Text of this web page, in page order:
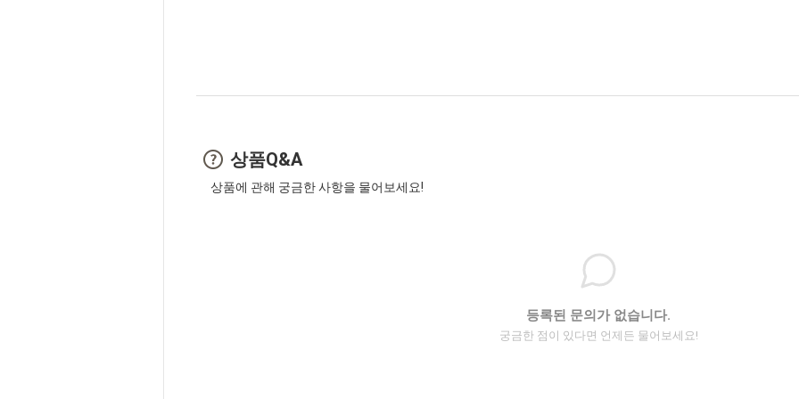
상품Q&A
상품에 관해 궁금한 사항을 물어보세요!
등록된 문의가 없습니다.
궁금한 점이 있다면 언제든 물어보세요!